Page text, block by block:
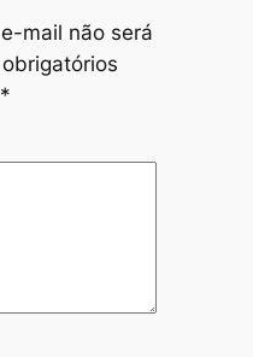
mail não será
*